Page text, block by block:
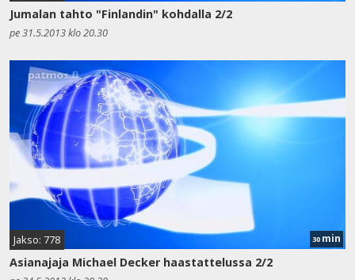
Jumalan tahto "Finlandin" kohdalla 2/2
pe 31.5.2013 klo 20.30
Jakso: 778 30 min
Asianajaja Michael Decker haastattelussa 2/2